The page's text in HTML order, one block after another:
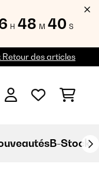
H 48 M 39 S
Retour des articles
B-Stock